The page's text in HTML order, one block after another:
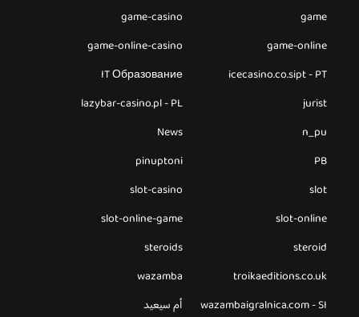
game
game-casino
game-online
game-online-casino
icecasino.co.sipt - PT
IT Образование
jurist
lazybar-casino.pl - PL
n_pu
News
PB
pinuptoni
slot
slot-casino
slot-online
slot-online-game
steroid
steroids
troikaeditions.co.uk
wazamba
wazambaigralnica.com - SI
أم سيعيد